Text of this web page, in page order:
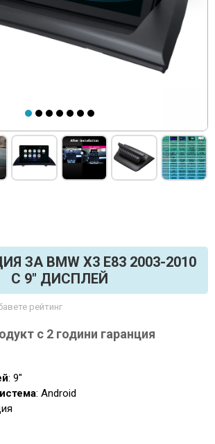
ЗА BMW X3 E83 2003-2010
С 9" ДИСПЛЕЙ
с 2 години гаранция
: 9"
: Android
рейтинг